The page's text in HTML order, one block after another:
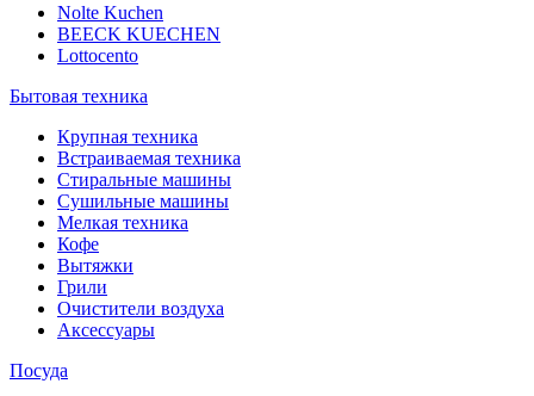
Nolte Kuchen
BEECK KUECHEN
Lottocento
Бытовая техника
Крупная техника
Встраиваемая техника
Стиральные машины
Сушильные машины
Мелкая техника
Кофе
Вытяжки
Грили
Очистители воздуха
Аксессуары
Посуда